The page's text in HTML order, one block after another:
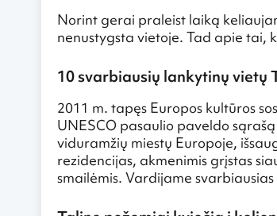
Norint gerai praleist laiką
nenustygsta vietoje. Tad apie tai,
10 svarbiausių lankytinų vietų
2011 m. tapęs Europos kultūros
UNESCO pasaulio paveldo
viduramžių miestų Europoje,
rezidencijas, akmenimis grįstas
smailėmis. Vardijame